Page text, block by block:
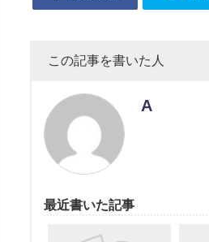
この記事を書いた人
A
最近書いた記事